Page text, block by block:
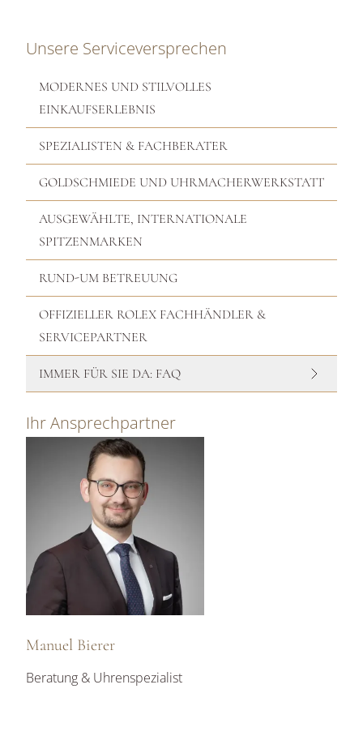
Ihr Ansprechpartner
Manuel Bierer
Beratung & Uhrenspezialist
Unsere Serviceversprechen
MODERNES UND STILVOLLES
EINKAUFSERLEBNIS
SPEZIALISTEN & FACHBERATER
GOLDSCHMIEDE UND UHRMACHERWERKSTATT
AUSGEWÄHLTE, INTERNATIONALE
SPITZENMARKEN
RUND-UM BETREUUNG
OFFIZIELLER ROLEX FACHHÄNDLER &
SERVICEPARTNER
IMMER FÜR SIE DA: FAQ